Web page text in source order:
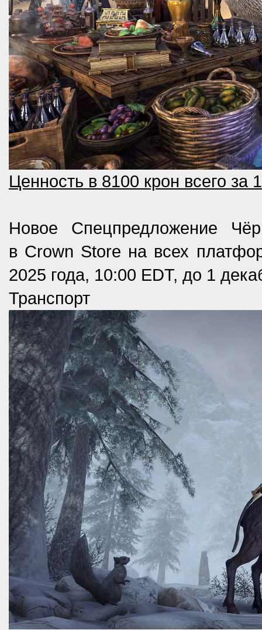
Ценность в 8100 крон всего за
Новое Спецпредложение
в Crown Store на всех
2025 года, 10:00 EDT, до 1
Транспорт